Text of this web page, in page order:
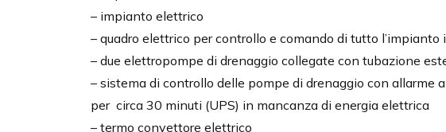
– impianto elettrico
– quadro elettrico per controllo e comando di tutto l’impianto
– due elettropompe di drenaggio collegate con tubazione
– sistema di controllo delle pompe di drenaggio con allarme
per circa 30 minuti (UPS) in mancanza di energia elettrica
– termo convettore elettrico